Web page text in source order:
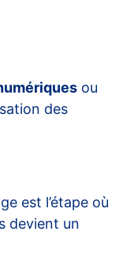
ou
des
est l’étape où
devient un